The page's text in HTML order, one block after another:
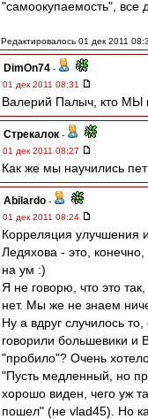
"самоокупаемость", все
Редактировалось 01 дек 2011
DimOn74 -
01 дек 2011 08:31
Валерий Палыч, кто МЫ
Стрекалок -
01 дек 2011 08:27
Как же мы научились
Abilardo -
01 дек 2011 08:24
Корреляция улучшения
Ледяхова - это,
на ум :)
Я не говорю, что это
нет. Мы же не знаем
Ну а вдруг случилось
говорили большевики и
"пробило"? Очень
"Пусть медленный, но
хорошо виден, чего уж
пошел" (не vlad45). Но